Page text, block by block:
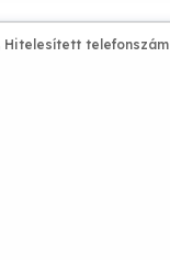
Hitelesített telefonszám